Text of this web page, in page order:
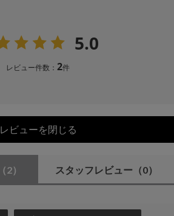
5.0
レビュー件数：2件
レビューを閉じる
（2） スタッフレビュー （0）